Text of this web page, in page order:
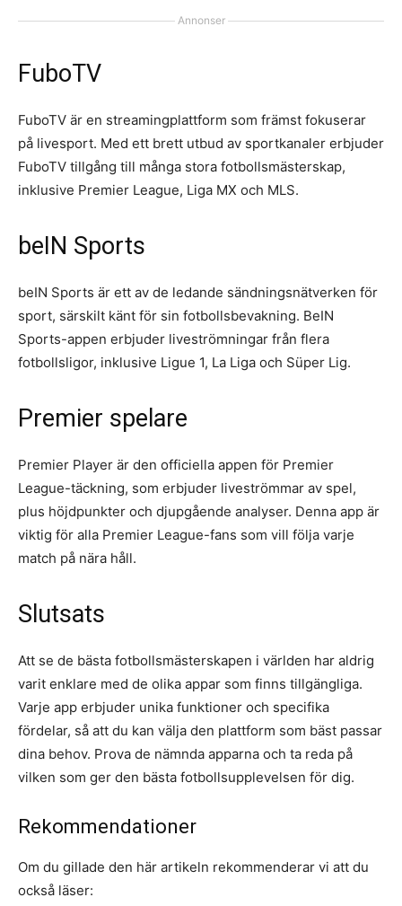
Annonser
FuboTV
FuboTV är en streamingplattform som främst fokuserar
på livesport. Med ett brett utbud av sportkanaler erbjuder
FuboTV tillgång till många stora fotbollsmästerskap,
inklusive Premier League, Liga MX och MLS.
beIN Sports
beIN Sports är ett av de ledande sändningsnätverken för
sport, särskilt känt för sin fotbollsbevakning. BeIN
Sports-appen erbjuder liveströmningar från flera
fotbollsligor, inklusive Ligue 1, La Liga och Süper Lig.
Premier spelare
Premier Player är den officiella appen för Premier
League-täckning, som erbjuder liveströmmar av spel,
plus höjdpunkter och djupgående analyser. Denna app är
viktig för alla Premier League-fans som vill följa varje
match på nära håll.
Slutsats
Att se de bästa fotbollsmästerskapen i världen har aldrig
varit enklare med de olika appar som finns tillgängliga.
Varje app erbjuder unika funktioner och specifika
fördelar, så att du kan välja den plattform som bäst passar
dina behov. Prova de nämnda apparna och ta reda på
vilken som ger den bästa fotbollsupplevelsen för dig.
Rekommendationer
Om du gillade den här artikeln rekommenderar vi att du
också läser: